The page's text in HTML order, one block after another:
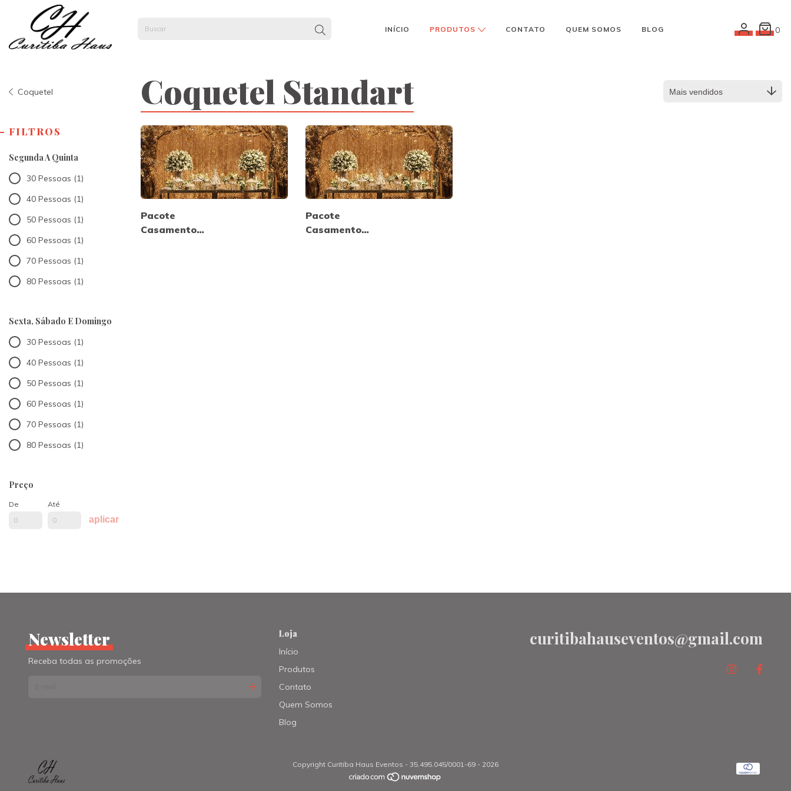
INÍCIO PRODUTOS CONTATO QUEM SOMOS BLOG 0
Coquetel
FILTROS
Segunda A Quinta
30 Pessoas (1)
40 Pessoas (1)
50 Pessoas (1)
60 Pessoas (1)
70 Pessoas (1)
80 Pessoas (1)
Sexta, Sábado E Domingo
30 Pessoas (1)
40 Pessoas (1)
50 Pessoas (1)
60 Pessoas (1)
70 Pessoas (1)
80 Pessoas (1)
Preço
De Até
aplicar
Coquetel Standart
Pacote
Casamento
Pacote
Casamento
Newsletter
Receba todas as promoções
Loja
Início
Produtos
Contato
Quem Somos
Blog
curitibahauseventos@gmail.com
Copyright Curitiba Haus Eventos - 35.495.045/0001-69 - 2026